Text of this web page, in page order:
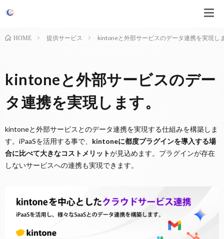
HOME 提供サービス kintoneと外部サービスのデータ連携を実現し
kintoneと外部サービスのデー
タ連携を実現します。
kintoneと外部サービスとのデータ連携を実現する仕組みを構築しま
す。iPaaSを活用する事で、 kintoneに都度プラグインを導入する場
合に比べて大きなコストメリットが見込めます。プラグインが存在
しないサービスへの連携も実現できます。